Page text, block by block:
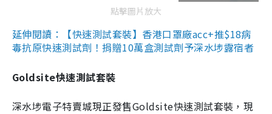
點擊圖片放大
延伸閱讀：【快速測試套裝】香港口罩廠acc+推$18病
毒抗原快速測試劑！捐贈10萬盒測試劑予深水埗露宿者
Goldsite快速測試套裝
深水埗電子特賣城現正發售Goldsite快速測試套裝，現